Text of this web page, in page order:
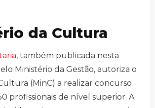
da Cultura
, também publicada nesta
Ministério da Gestão, autoriza o
(MinC) a realizar concurso
profissionais de nível superior. A